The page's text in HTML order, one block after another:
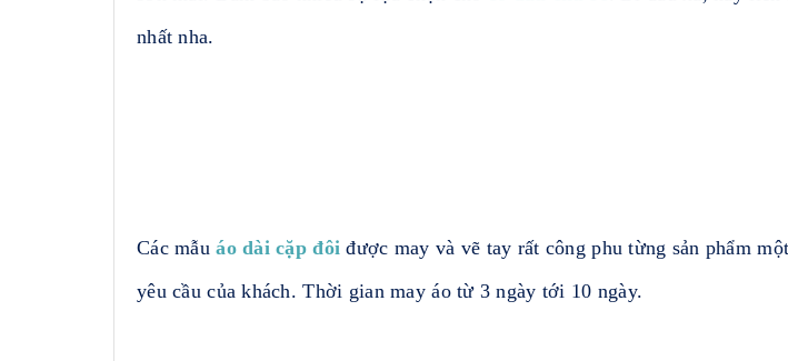
nhất nha.
Các mẫuáo dài cặp đôi được may và vẽ tay rất công phu từng sản phẩm
yêu cầu của khách. Thời gian may áo từ 3 ngày tới 10 ngày.